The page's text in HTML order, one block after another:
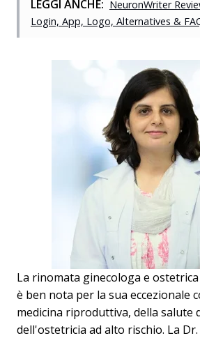
LEGGI ANCHE: NeuronWriter
Login, App, Logo, Alternatives &
La rinomata ginecologa e ostetrica
è ben nota per la sua eccezionale
medicina riproduttiva, della salute
dell'ostetricia ad alto rischio. La